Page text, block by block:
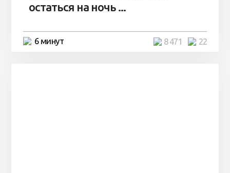
остаться на ночь ...
6 минут 22
8 471